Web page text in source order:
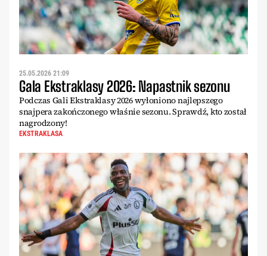
25.05.2026 21:09
Gala Ekstraklasy 2026: Napastnik sezonu
Podczas Gali Ekstraklasy 2026 wyłoniono najlepszego
snajpera zakończonego właśnie sezonu. Sprawdź, kto został
nagrodzony!
EKSTRAKLASA